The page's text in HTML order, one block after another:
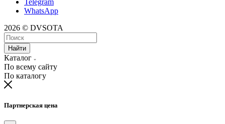
WhatsApp
2026 © DVSOTA
Найти
Каталог
По всему сайту
По каталогу
Партнерская цена